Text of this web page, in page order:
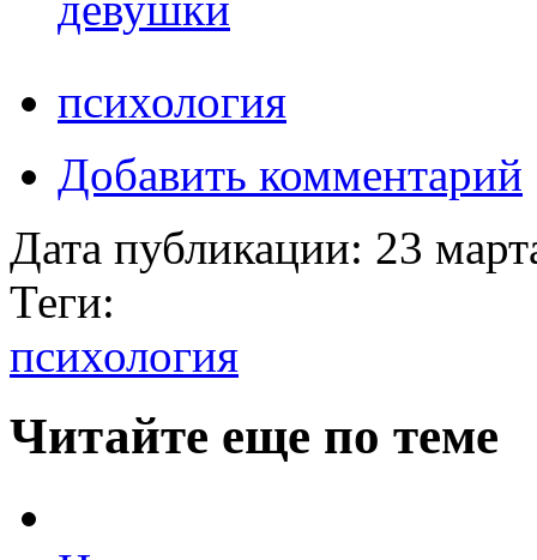
психология
Добавить комментарий
Дата публикации: 23
Теги:
психология
Читайте еще по теме